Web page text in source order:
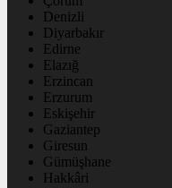
Denizli
Diyarbakır
Edirne
Elazığ
Erzincan
Erzurum
Eskişehir
Gaziantep
Giresun
Gümüşhane
Hakkâri